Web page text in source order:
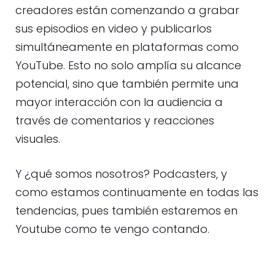
creadores están comenzando a grabar
sus episodios en video y publicarlos
simultáneamente en plataformas como
YouTube. Esto no solo amplía su alcance
potencial, sino que también permite una
mayor interacción con la audiencia a
través de comentarios y reacciones
visuales.
Y ¿qué somos nosotros? Podcasters, y
como estamos continuamente en todas las
tendencias, pues también estaremos en
Youtube como te vengo contando.